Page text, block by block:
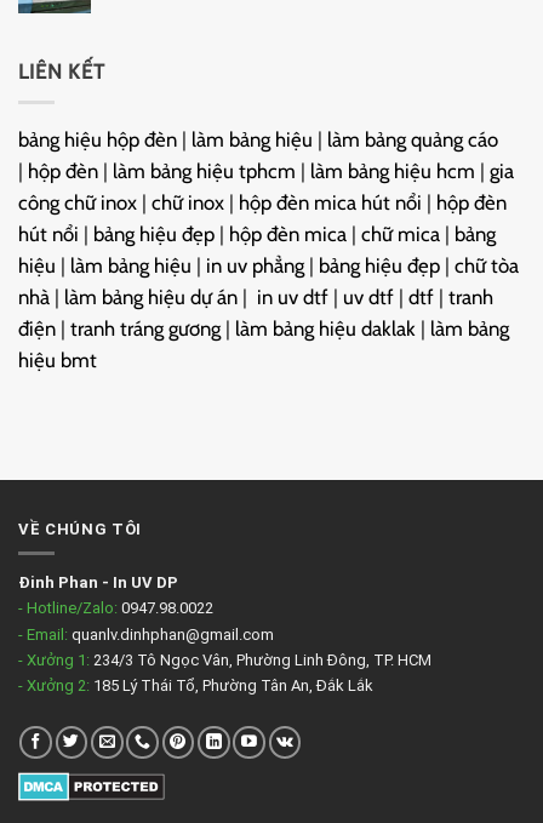
LIÊN KẾT
bảng hiệu hộp đèn | làm bảng hiệu | làm bảng quảng cáo
| hộp đèn | làm bảng hiệu tphcm | làm bảng hiệu hcm | gia
công chữ inox | chữ inox | hộp đèn mica hút nổi | hộp đèn
hút nổi | bảng hiệu đẹp | hộp đèn mica | chữ mica | bảng
hiệu | làm bảng hiệu | in uv phẳng | bảng hiệu đẹp | chữ tòa
nhà | làm bảng hiệu dự án | in uv dtf | uv dtf | dtf | tranh
điện | tranh tráng gương | làm bảng hiệu daklak | làm bảng
hiệu bmt
VỀ CHÚNG TÔI
Đinh Phan - In UV DP
- Hotline/Zalo: 0947.98.0022
- Email: quanlv.dinhphan@gmail.com
- Xưởng 1: 234/3 Tô Ngọc Vân, Phường Linh Đông, TP. HCM
- Xưởng 2: 185 Lý Thái Tổ, Phường Tân An, Đắk Lắk